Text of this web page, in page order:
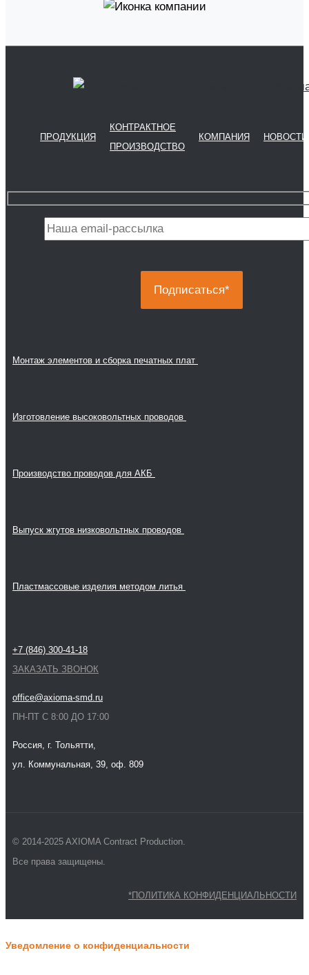
ПРОДУКЦИЯ
КОНТРАКТНОЕ
ПРОИЗВОДСТВО
КОМПАНИЯ НОВОСТИ
Монтаж элементов и сборка печатных плат
Изготовление высоковольтных проводов
Производство проводов для АКБ
Выпуск жгутов низковольтных проводов
Пластмассовые изделия методом литья
+7 (846) 300-41-18
ЗАКАЗАТЬ ЗВОНОК
office@axioma-smd.ru
ПН-ПТ С 8:00 ДО 17:00
Россия, г. Тольятти,
ул. Коммунальная, 39, оф. 809
© 2014-2025 AXIOMA Contract Production.
Все права защищены.
*ПОЛИТИКА КОНФИДЕНЦИАЛЬНОСТИ
Уведомление о конфиденциальности